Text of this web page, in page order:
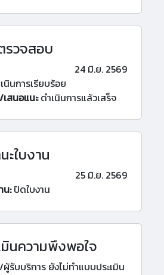
รวจสอบ
24 มิ.ย. 2569
นินการเรียบร้อย
สนอแนะดำเนินการแล้วเสร็จ
ะใบงาน
25 มิ.ย. 2569
น:ปิดใบงาน
มินความพึงพอใจ
รับบริการ ยังไม่ทำแบบประเมิน